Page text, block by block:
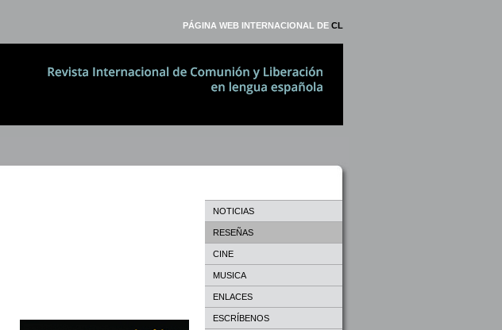
PÁGINA WEB INTERNACIONAL DE CL
NOTICIAS
RESEÑAS
CINE
MUSICA
ENLACES
ESCRÍBENOS